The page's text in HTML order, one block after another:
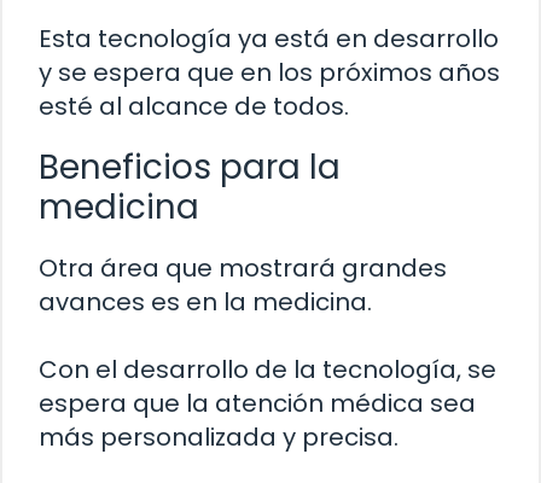
Esta tecnología ya está en desarrollo
y se espera que en los próximos años
esté al alcance de todos.
Beneficios para la
medicina
Otra área que mostrará grandes
avances es en la medicina.
Con el desarrollo de la tecnología, se
espera que la atención médica sea
más personalizada y precisa.